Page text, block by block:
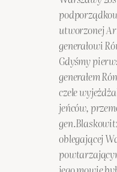
utworzonej
generałowi
Gdyśmy
generałem
czele
jeńców,
oblegającej